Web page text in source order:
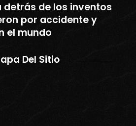
detrás de los inventos
por accidente y
el mundo
Del Sitio